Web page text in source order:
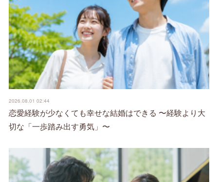
2026.08.01 02:44
恋愛経験が少なくても幸せな結婚はできる 〜経験より大
切な「一歩踏み出す勇気」〜